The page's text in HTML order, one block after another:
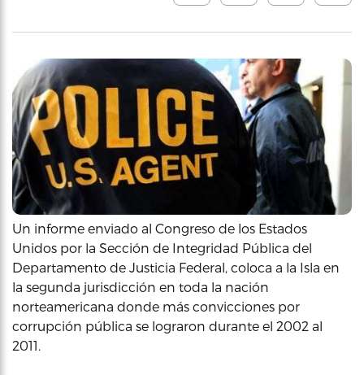
Un informe enviado al Congreso de los Estados
Unidos por la Sección de Integridad Pública del
Departamento de Justicia Federal, coloca a la Isla en
la segunda jurisdicción en toda la nación
norteamericana donde más convicciones por
corrupción pública se lograron durante el 2002 al
2011.